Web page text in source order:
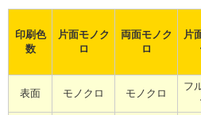
印刷色
数
片面モノク
ロ
両面モノク
ロ
片
表面 モノクロ モノクロ
フ